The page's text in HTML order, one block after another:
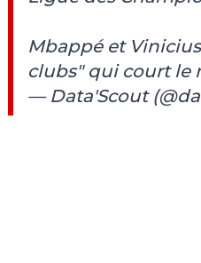
Mbappé et
clubs" qui court le
— Data'Scout